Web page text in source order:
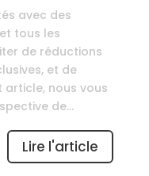
avec des
tous les
de réductions
et de
article, nous vous
de...
Lire l'article